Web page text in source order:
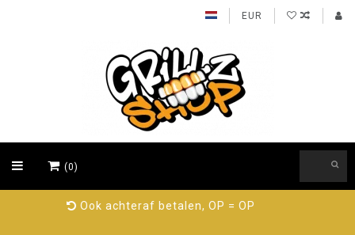
EUR
(0)
89% beveelt ons aan, probeer nu!